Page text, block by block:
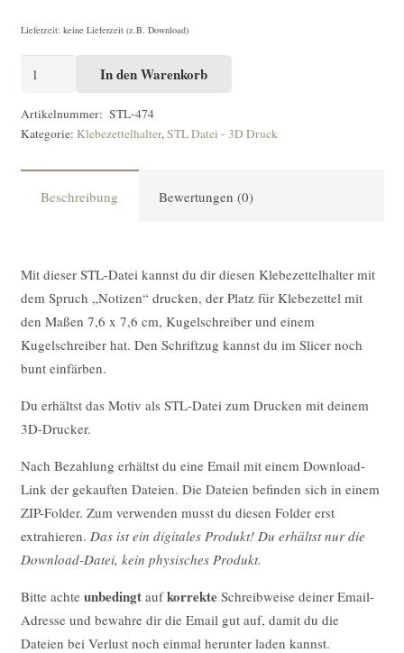
Lieferzeit: keine Lieferzeit (z.B. Download)
STL-
Klebezettelhalter
Notizen
In den Warenkorb
Artikelnummer: STL-474
Kategorie: Klebezettelhalter,STL Datei - 3D Druck
Beschreibung Bewertungen (0)
Mit dieser STL-Datei kannst du dir diesen Klebezettelhalter mit
dem Spruch „Notizen“ drucken, der Platz für Klebezettel mit
den Maßen 7,6 x 7,6 cm, Kugelschreiber und einem
Kugelschreiber hat. Den Schriftzug kannst du im Slicer noch
bunt einfärben.
Du erhältst das Motiv als STL-Datei zum Drucken mit deinem
3D-Drucker.
Nach Bezahlung erhältst du eine Email mit einem Download-
Link der gekauften Dateien. Die Dateien befinden sich in einem
ZIP-Folder. Zum verwenden musst du diesen Folder erst
extrahieren. Das ist ein digitales Produkt! Du erhältst nur die
Download-Datei, kein physisches Produkt.
Bitte achte unbedingtaufkorrekteSchreibweise deiner Email-
Adresse und bewahre dir die Email gut auf, damit du die
Dateien bei Verlust noch einmal herunter laden kannst.